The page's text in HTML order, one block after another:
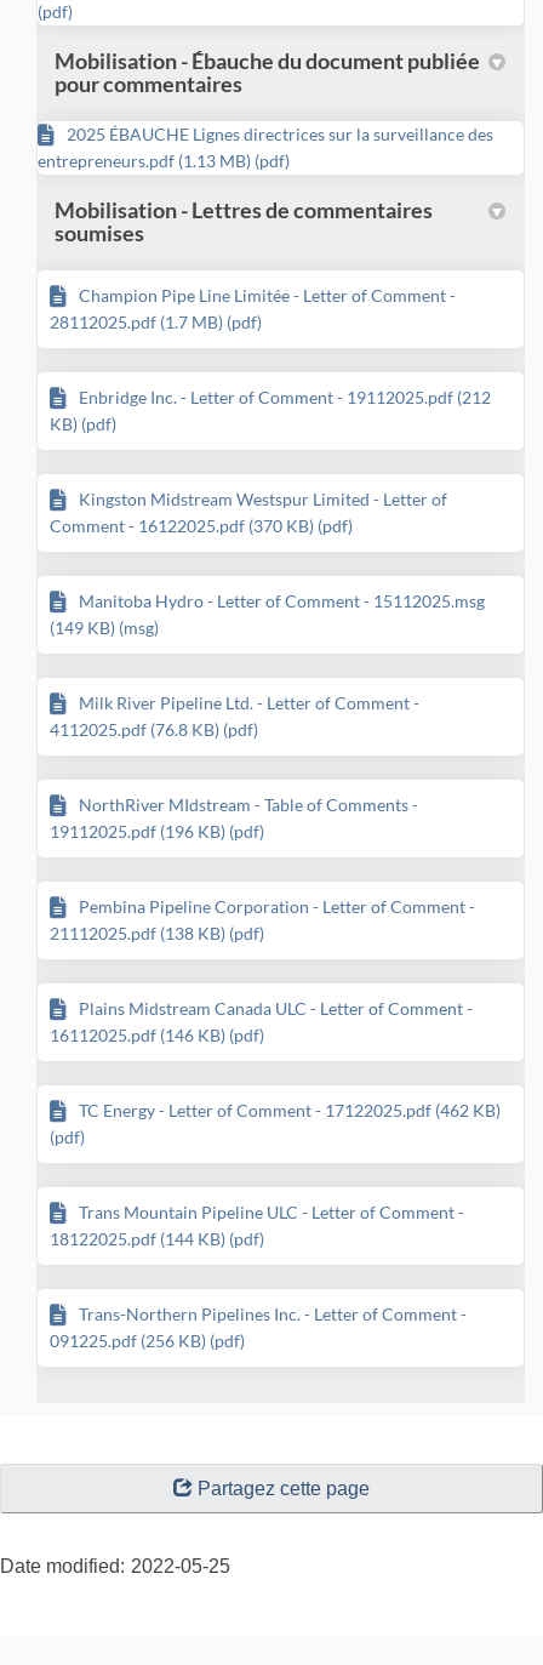
(pdf)
Mobilisation - Ébauche du document publiée
pour commentaires
2025 ÉBAUCHE Lignes directrices sur la surveillance des
entrepreneurs.pdf (1.13 MB) (pdf)
Mobilisation - Lettres de commentaires
soumises
Champion Pipe Line Limitée - Letter of Comment -
28112025.pdf (1.7 MB) (pdf)
Enbridge Inc. - Letter of Comment - 19112025.pdf (212
KB) (pdf)
Kingston Midstream Westspur Limited - Letter of
Comment - 16122025.pdf (370 KB) (pdf)
Manitoba Hydro - Letter of Comment - 15112025.msg
(149 KB) (msg)
Milk River Pipeline Ltd. - Letter of Comment -
4112025.pdf (76.8 KB) (pdf)
NorthRiver MIdstream - Table of Comments -
19112025.pdf (196 KB) (pdf)
Pembina Pipeline Corporation - Letter of Comment -
21112025.pdf (138 KB) (pdf)
Plains Midstream Canada ULC - Letter of Comment -
16112025.pdf (146 KB) (pdf)
TC Energy - Letter of Comment - 17122025.pdf (462 KB)
(pdf)
Trans Mountain Pipeline ULC - Letter of Comment -
18122025.pdf (144 KB) (pdf)
Trans-Northern Pipelines Inc. - Letter of Comment -
091225.pdf (256 KB) (pdf)
"Page
details"
Partagez cette page
Date modified: 2022-05-25